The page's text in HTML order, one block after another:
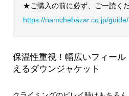
★ご購入の前に必ず、ご一読
https://namchebazar.co.jp/guide/
保温性重視！幅広いフィー
えるダウンジャケット